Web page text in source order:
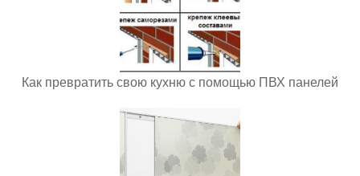
Как превратить свою кухню с помощью ПВХ панелей